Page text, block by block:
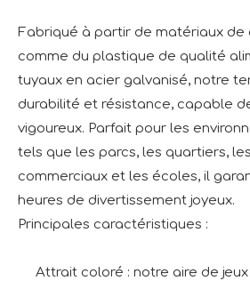
Fabriqué à partir de matériaux de
comme du plastique de qualité
tuyaux en acier galvanisé, notre
durabilité et résistance, capable
vigoureux. Parfait pour les
tels que les parcs, les quartiers,
commerciaux et les écoles, il
heures de divertissement joyeux.
Principales caractéristiques :
Attrait coloré : notre aire de